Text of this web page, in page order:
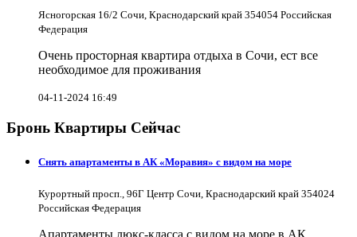
Ясногорская 16/2 Сочи, Краснодарский край 354054 Российская
Федерация
Очень просторная квартира отдыха в Сочи, ест все
необходимое для проживания
04-11-2024 16:49
Бронь Квартиры Сейчас
Снять апартаменты в АК «Моравия» с видом на море
Курортный просп., 96Г Центр Сочи, Краснодарский край 354024
Российская Федерация